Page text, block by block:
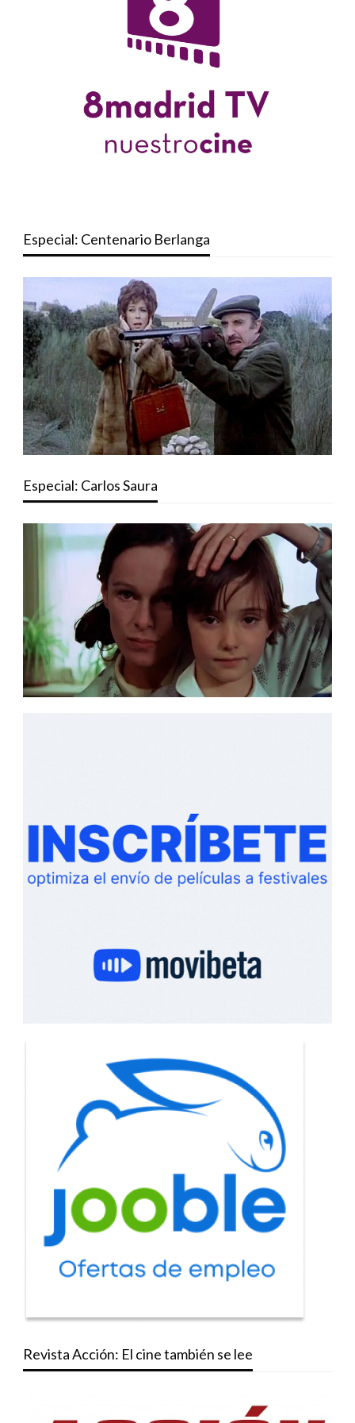
Especial: Centenario Berlanga
Especial: Carlos Saura
Revista Acción: El cine también se lee